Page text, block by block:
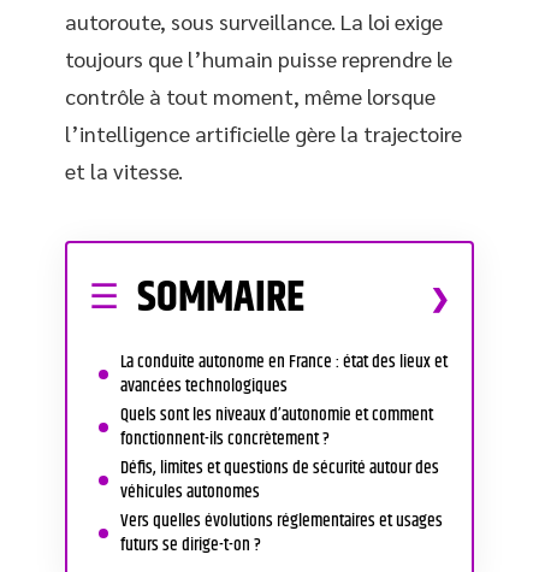
autoroute, sous surveillance. La loi exige
toujours que l’humain puisse reprendre le
contrôle à tout moment, même lorsque
l’intelligence artificielle gère la trajectoire
et la vitesse.
SOMMAIRE
La conduite autonome en France : état des lieux et
avancées technologiques
Quels sont les niveaux d’autonomie et comment
fonctionnent-ils concrètement ?
Défis, limites et questions de sécurité autour des
véhicules autonomes
Vers quelles évolutions réglementaires et usages
futurs se dirige-t-on ?